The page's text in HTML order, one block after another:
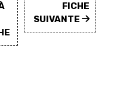
FICHE
SUIVANTE